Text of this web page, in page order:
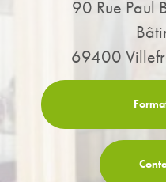
90 Rue Paul
69400